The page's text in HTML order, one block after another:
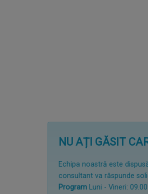
NU AȚI GĂSIT
Echipa noastră este
consultant va răspunde
Program Luni - Vineri: